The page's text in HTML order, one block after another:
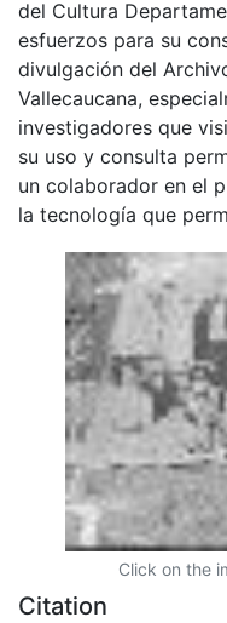
del Cultura
esfuerzos para su
divulgación del
Vallecaucana,
investigadores que
su uso y consulta
un colaborador en el
la tecnología que
Click on the
Citation